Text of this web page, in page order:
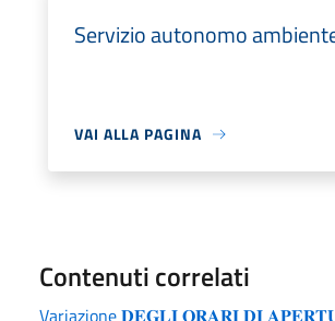
Servizio autonomo
VAI ALLA PAGINA
Contenuti correlati
Variazione 𝐃𝐄𝐆𝐋𝐈 𝐎𝐑𝐀𝐑𝐈 𝐃𝐈